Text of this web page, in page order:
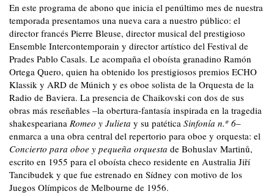
En este programa de abono que inicia el penúltimo mes de nuestra
temporada presentamos una nueva cara a nuestro público: el
director francés Pierre Bleuse, director musical del prestigioso
Ensemble Intercontemporain y director artístico del Festival de
Prades Pablo Casals. Le acompaña el oboísta granadino Ramón
Ortega Quero, quien ha obtenido los prestigiosos premios ECHO
Klassik y ARD de Múnich y es oboe solista de la Orquesta de la
Radio de Baviera. La presencia de Chaikovski con dos de sus
obras más reseñables –la obertura-fantasía inspirada en la tragedia
shakespeariana Romeo y Julieta y su patética Sinfonía n.º 6–
enmarca a una obra central del repertorio para oboe y orquesta: el
Concierto para oboe y pequeña orquesta de Bohuslav Martinů,
escrito en 1955 para el oboísta checo residente en Australia Jiří
Tancibudek y que fue estrenado en Sídney con motivo de los
Juegos Olímpicos de Melbourne de 1956.